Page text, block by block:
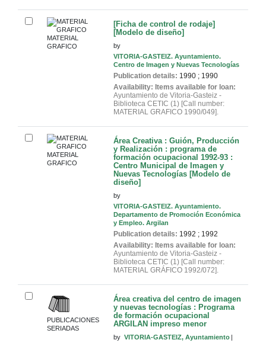
MATERIAL
GRAFICO
[Ficha de control de rodaje]
[Modelo de diseño]
by
VITORIA-GASTEIZ. Ayuntamiento.
Centro de Imagen y Nuevas Tecnologías
Publication details: 1990 ; 1990
Availability: Items available for loan:
Ayuntamiento de Vitoria-Gasteiz -
Biblioteca CETIC (1) Call number:
MATERIAL GRAFICO 1990/049
MATERIAL
GRAFICO
Área Creativa : Guión, Producción
y Realización : programa de
formación ocupacional 1992-93 :
Centro Municipal de Imagen y
Nuevas Tecnologías [Modelo de
diseño]
by
VITORIA-GASTEIZ. Ayuntamiento.
Departamento de Promoción Económica
y Empleo. Argilan
Publication details: 1992 ; 1992
Availability: Items available for loan:
Ayuntamiento de Vitoria-Gasteiz -
Biblioteca CETIC (1) Call number:
MATERIAL GRÁFICO 1992/072
PUBLICACIONES
SERIADAS
Área creativa del centro de imagen
y nuevas tecnologías : Programa
de formación ocupacional
ARGILAN impreso menor
by VITORIA-GASTEIZ, Ayuntamiento